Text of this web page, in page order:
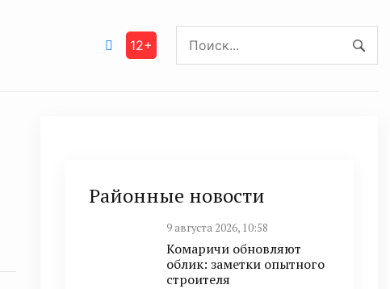
12+
Районные новости
9 августа 2026, 10:58
Комаричи обновляют
облик: заметки опытного
строителя